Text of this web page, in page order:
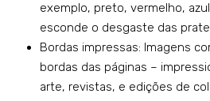
exemplo, preto, vermelho,
esconde o desgaste das
Bordas impressas: Imagens
bordas das páginas –
arte, revistas, e edições de